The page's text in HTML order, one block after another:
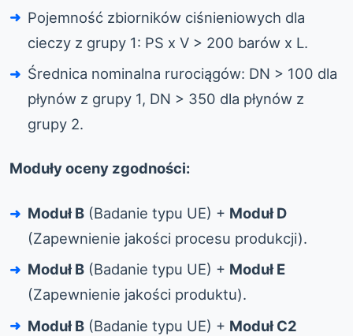
Pojemność zbiorników ciśnieniowych dla
cieczy z grupy 1: PS x V > 200 barów x L.
Średnica nominalna rurociągów: DN > 100 dla
płynów z grupy 1, DN > 350 dla płynów z
grupy 2.
Moduły oceny zgodności:
Moduł B (Badanie typu UE) + Moduł D
(Zapewnienie jakości procesu produkcji).
Moduł B (Badanie typu UE) + Moduł E
(Zapewnienie jakości produktu).
Moduł B (Badanie typu UE) + Moduł C2